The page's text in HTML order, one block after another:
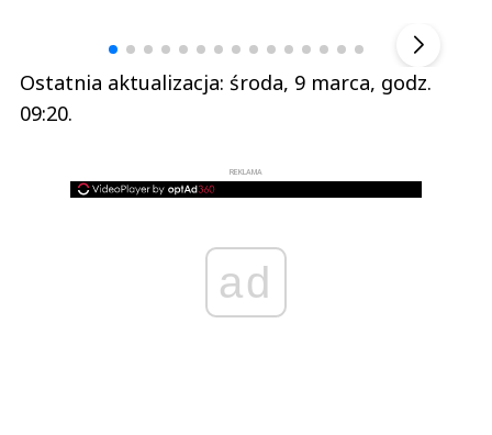
Ostatnia aktualizacja: środa, 9 marca, godz.
09:20.
REKLAMA
ad